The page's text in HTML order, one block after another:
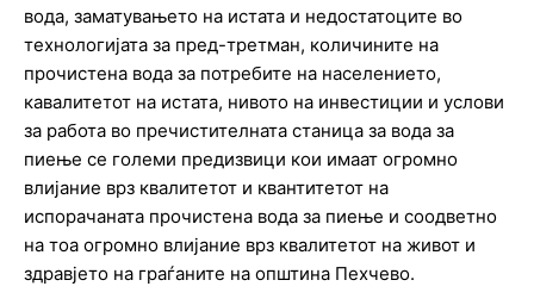
вода, заматувањето на истата и недостатоците во
технологијата за пред-третман, количините на
прочистена вода за потребите на населението,
кавалитетот на истата, нивото на инвестиции и услови
за работа во пречистителната станица за вода за
пиење се големи предизвици кои имаат огромно
влијание врз квалитетот и квантитетот на
испорачаната прочистена вода за пиење и соодветно
на тоа огромно влијание врз квалитетот на живот и
здравјето на граѓаните на општина Пехчево.